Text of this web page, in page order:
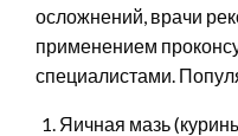
осложнений, врачи
применением
специалистами.
Яичная мазь